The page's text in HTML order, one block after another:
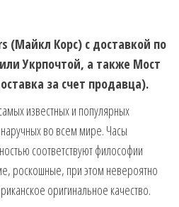
(Майкл Корс) с доставкой по
Укрпочтой, а также Мост
за счет продавца).
известных и популярных
во всем мире. Часы
соответствуют философии
роскошные, при этом невероятно
оригинальное качество.